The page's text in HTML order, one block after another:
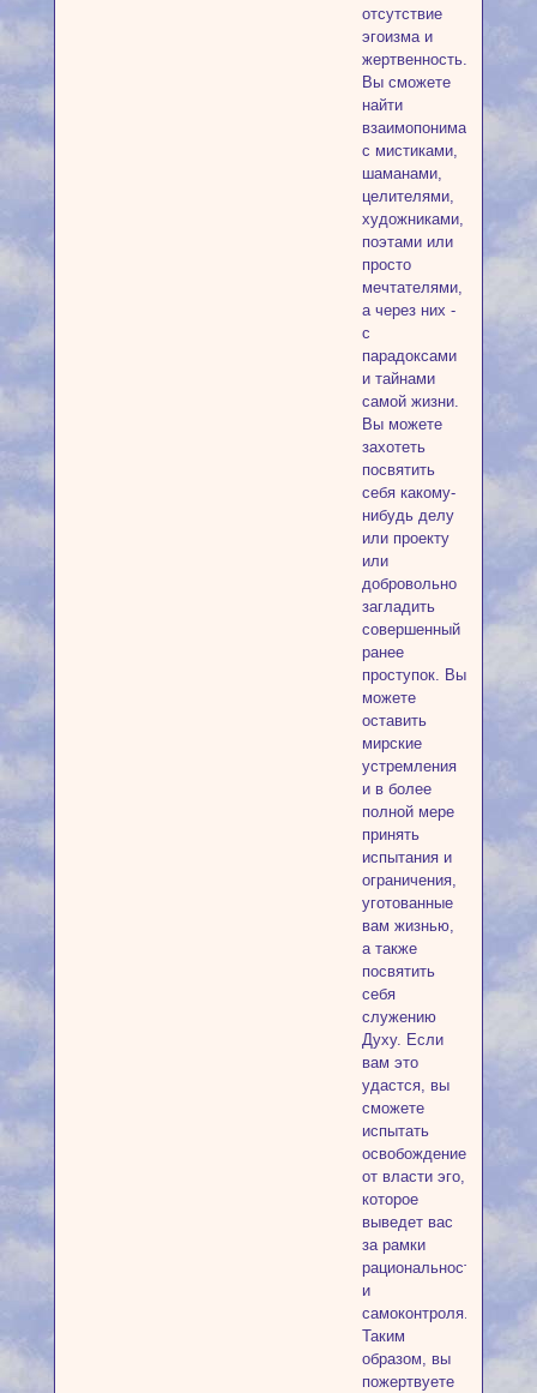
отсутствие
эгоизма и
жертвенность.
Вы сможете
найти
взаимопонимание
с мистиками,
шаманами,
целителями,
художниками,
поэтами или
просто
мечтателями,
а через них -
с
парадоксами
и тайнами
самой жизни.
Вы можете
захотеть
посвятить
себя какому-
нибудь делу
или проекту
или
добровольно
загладить
совершенный
ранее
проступок. Вы
можете
оставить
мирские
устремления
и в более
полной мере
принять
испытания и
ограничения,
уготованные
вам жизнью,
а также
посвятить
себя
служению
Духу. Если
вам это
удастся, вы
сможете
испытать
освобождение
от власти эго,
которое
выведет вас
за рамки
рациональности
и
самоконтроля.
Таким
образом, вы
пожертвуете